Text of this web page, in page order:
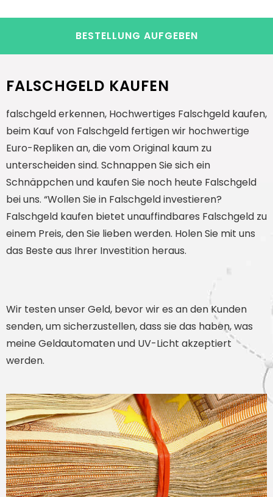
BESTELLUNG AUFGEBEN
FALSCHGELD KAUFEN
falschgeld erkennen, Hochwertiges Falschgeld kaufen,
beim Kauf von Falschgeld fertigen wir hochwertige
Euro-Repliken an, die vom Original kaum zu
unterscheiden sind. Schnappen Sie sich ein
Schnäppchen und kaufen Sie noch heute Falschgeld
bei uns. “Wollen Sie in Falschgeld investieren?
Falschgeld kaufen bietet unauffindbares Falschgeld zu
einem Preis, den Sie lieben werden. Holen Sie mit uns
das Beste aus Ihrer Investition heraus.
Wir testen unser Geld, bevor wir es an den Kunden
senden, um sicherzustellen, dass sie das haben, was
meine Geldautomaten und UV-Licht akzeptiert
werden.